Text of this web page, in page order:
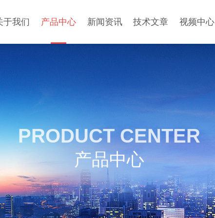
于我们 产品中心 新闻资讯 技术文章 视频中心
PRODUCT CENTER
产品中心